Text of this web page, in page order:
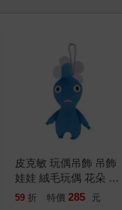
皮克敏 玩偶吊飾 吊飾
娃娃 絨毛玩偶 花朵 葉
子 藍色皮克敏 紅色皮
59 折 特價 285 元